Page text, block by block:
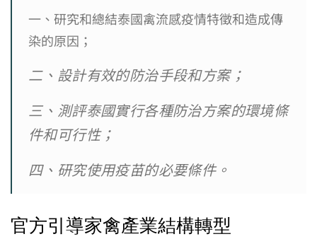
一、研究和總結泰國禽流感疫情特徵和造成傳
染的原因；
二、設計有效的防治手段和方案；
三、測評泰國實行各種防治方案的環境條
件和可行性；
四、研究使用疫苗的必要條件。
官方引導家禽產業結構轉型